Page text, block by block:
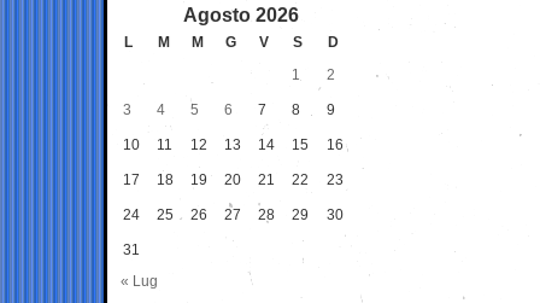
Agosto 2026
L M M G V S
D
1
2
3 4 5 6 7 8 9
10 11 12 13 14 15 16
17 18 19 20 21 22 23
24 25 26 27 28 29 30
31
« Lug